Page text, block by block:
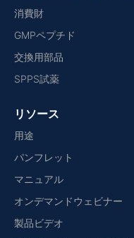
消費財
GMPペプチド
交換用部品
SPPS試薬
リソース
用途
パンフレット
マニュアル
オンデマンドウェビナー
製品ビデオ